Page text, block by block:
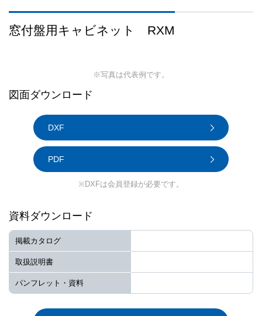
窓付盤用キャビネット RXM
※写真は代表例です。
図面ダウンロード
DXF
PDF
※DXFは会員登録が必要です。
資料ダウンロード
掲載カタログ
取扱説明書
パンフレット・資料